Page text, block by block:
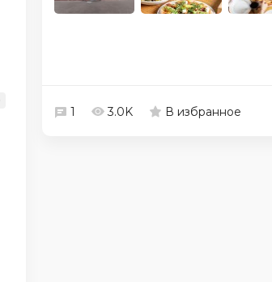
1 3.0K В избранное